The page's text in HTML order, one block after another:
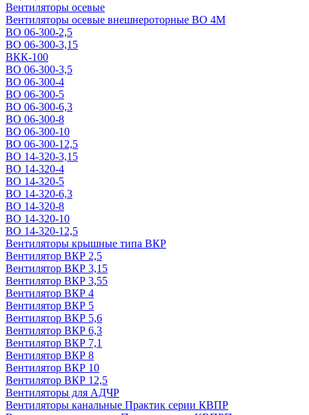
Вентиляторы осевые
Вентиляторы осевые внешнероторные ВО 4М
ВО 06-300-2,5
ВО 06-300-3,15
ВКК-100
ВО 06-300-3,5
ВО 06-300-4
ВО 06-300-5
ВО 06-300-6,3
ВО 06-300-8
ВО 06-300-10
ВО 06-300-12,5
ВО 14-320-3,15
ВО 14-320-4
ВО 14-320-5
ВО 14-320-6,3
ВО 14-320-8
ВО 14-320-10
ВО 14-320-12,5
Вентиляторы крышные типа ВКР
Вентилятор ВКР 2,5
Вентилятор ВКР 3,15
Вентилятор ВКР 3,55
Вентилятор ВКР 4
Вентилятор ВКР 5
Вентилятор ВКР 5,6
Вентилятор ВКР 6,3
Вентилятор ВКР 7,1
Вентилятор ВКР 8
Вентилятор ВКР 10
Вентилятор ВКР 12,5
Вентиляторы для АДЧР
Вентиляторы канальные Практик серии КВПР